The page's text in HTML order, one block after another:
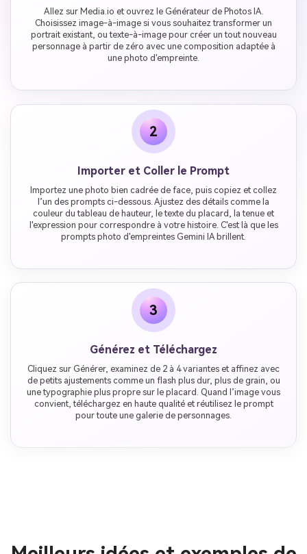
Allez sur Media.io et ouvrez le Générateur de Photos IA.
Choisissez image-à-image si vous souhaitez transformer un
portrait existant, ou texte-à-image pour créer un tout nouveau
personnage à partir de zéro avec une composition adaptée à
une photo d'empreinte.
2
Importer et Coller le Prompt
Importez une photo bien cadrée de face, puis copiez et collez
l’un des prompts ci-dessous. Ajustez des détails comme la
couleur du tableau de hauteur, le texte du placard, la tenue et
l'expression pour correspondre à votre histoire. C'est là que les
prompts photo d'empreintes Gemini IA brillent.
3
Générez et Téléchargez
Cliquez sur Générer, examinez de 2 à 4 variantes et affinez avec
de petits ajustements comme un flash plus dur, plus de grain, ou
une typographie plus propre sur le placard. Quand l’image vous
convient, téléchargez en haute qualité et réutilisez le prompt
pour toute une galerie de personnages.